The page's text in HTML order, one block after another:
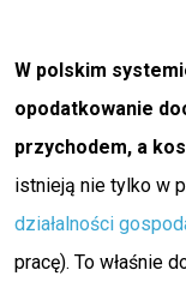
W polskim
opodatkowanie
przychodem, a
istnieją nie tylko w
działalności
pracę). To właśnie